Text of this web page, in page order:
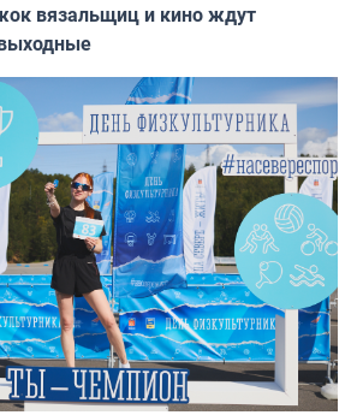
вязальщиц и кино ждут